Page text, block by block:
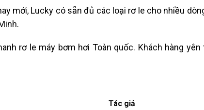
mới, Lucky có sẵn đủ các loại rơ le cho nhiều
rơ le máy bơm hơi Toàn quốc. Khách hàng
Tác giả